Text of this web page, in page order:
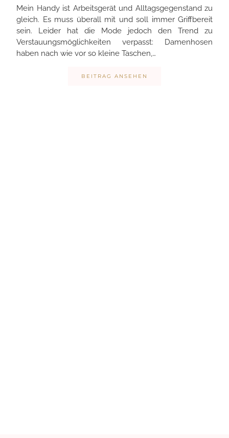
Mein Handy ist Arbeitsgerät und Alltagsgegenstand zu
gleich. Es muss überall mit und soll immer Griffbereit
sein. Leider hat die Mode jedoch den Trend zu
Verstauungsmöglichkeiten verpasst: Damenhosen
haben nach wie vor so kleine Taschen,…
BEITRAG ANSEHEN